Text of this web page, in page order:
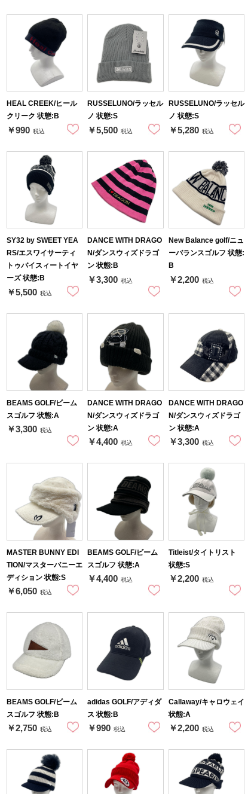
HEAL CREEK/ヒール
クリーク 状態:B
￥990 税込
RUSSELUNO/ラッセル
ノ 状態:S
￥5,500 税込
RUSSELUNO/ラッセル
ノ 状態:S
￥5,280 税込
SY32 by SWEET YEA
RS/エスワイサーティ
トゥバイスィートイヤ
ーズ 状態:B
￥5,500 税込
DANCE WITH DRAGO
N/ダンスウィズドラゴ
ン 状態:B
￥3,300 税込
New Balance golf/ニュ
ーバランスゴルフ 状態:
B
￥2,200 税込
BEAMS GOLF/ビーム
スゴルフ 状態:A
￥3,300 税込
DANCE WITH DRAGO
N/ダンスウィズドラゴ
ン 状態:A
￥4,400 税込
DANCE WITH DRAGO
N/ダンスウィズドラゴ
ン 状態:A
￥3,300 税込
MASTER BUNNY EDI
TION/マスターバニーエ
ディション 状態:S
￥6,050 税込
BEAMS GOLF/ビーム
スゴルフ 状態:A
￥4,400 税込
Titleist/タイトリスト
状態:S
￥2,200 税込
BEAMS GOLF/ビーム
スゴルフ 状態:B
￥2,750 税込
adidas GOLF/アディダ
ス 状態:B
￥990 税込
Callaway/キャロウェイ
状態:A
￥2,200 税込